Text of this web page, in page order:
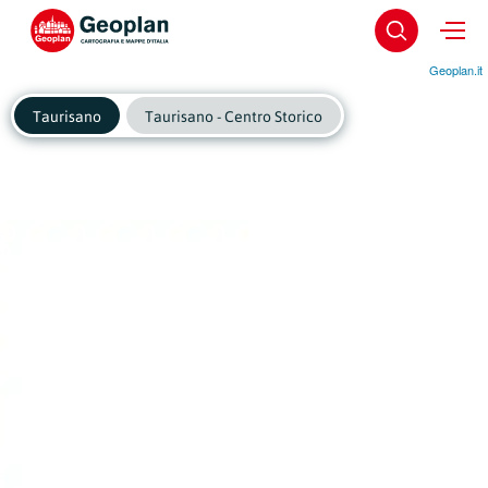
Geoplan.it
Taurisano Taurisano - Centro Storico